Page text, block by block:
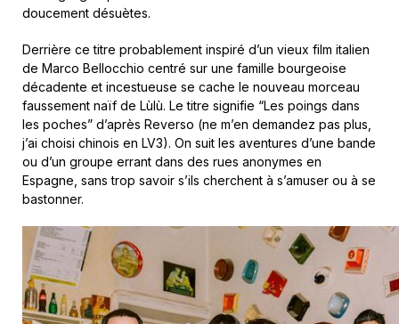
doucement désuètes.
Derrière ce titre probablement inspiré d’un vieux film italien
de Marco Bellocchio centré sur une famille bourgeoise
décadente et incestueuse se cache le nouveau morceau
faussement naïf de Lùlù. Le titre signifie “Les poings dans
les poches” d’après Reverso (ne m’en demandez pas plus,
j’ai choisi chinois en LV3). On suit les aventures d’une bande
ou d’un groupe errant dans des rues anonymes en
Espagne, sans trop savoir s’ils cherchent à s’amuser ou à se
bastonner.